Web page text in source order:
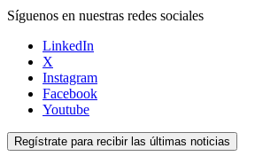
Síguenos en nuestras redes sociales
LinkedIn
X
Instagram
Facebook
Youtube
Regístrate para recibir las últimas noticias